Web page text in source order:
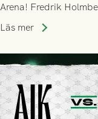
Arena! Fredrik
trupp till matchen:
Läs mer